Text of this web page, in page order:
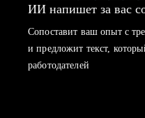
ИИ напишет за вас
Сопоставит ваш опыт с
и предложит текст,
работодателей